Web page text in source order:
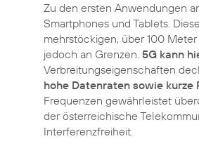
Zu den ersten Anwendungen
Smartphones und Tablets.
mehrstöckigen, über 100
jedoch an Grenzen. 5G kann
Verbreitungseigenschaften
hohe Datenraten sowie kurze
Frequenzen gewährleistet
der österreichische
Interferenzfreiheit.